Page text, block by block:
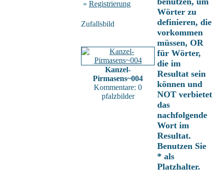
» Registrierung
Zufallsbild
Kanzel-
Pirmasens~004
Kommentare: 0
pfalzbilder
Wörter zu
definieren, die
vorkommen
müssen, OR
für Wörter,
die im
Resultat sein
können und
NOT verbietet
das
nachfolgende
Wort im
Resultat.
Benutzen Sie
* als
Platzhalter.